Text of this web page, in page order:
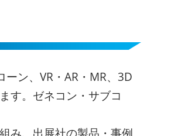
ン、VR・AR・MR、3D
す。ゼネコン・サブコ
み、出展社の製品・事例